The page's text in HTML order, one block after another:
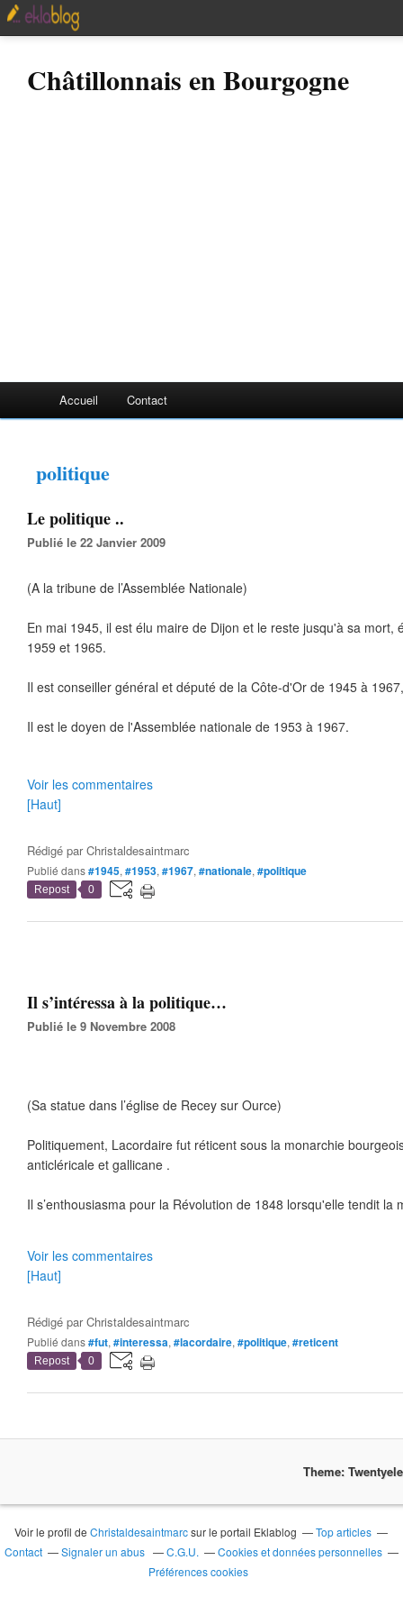
Châtillonnais en Bourgogne
Accueil Contact
politique
Le politique ..
Publié le 22 Janvier 2009
(A la tribune de l’Assemblée Nationale)
En mai 1945, il est élu maire de Dijon et le reste jusqu'à sa mort,
1959 et 1965.
Il est conseiller général et député de la Côte-d'Or de 1945 à
Il est le doyen de l'Assemblée nationale de 1953 à 1967.
Voir les commentaires
[Haut]
Rédigé parChristaldesaintmarc
Publié dans#1945, #1953, #1967, #nationale, #politique
Repost 0
Il s’intéressa à la politique…
Publié le 9 Novembre 2008
(Sa statue dans l’église de Recey sur Ource)
Politiquement, Lacordaire fut réticent sous la monarchie
anticléricale et gallicane .
Il s’enthousiasma pour la Révolution de 1848 lorsqu'elle tendit la
Voir les commentaires
[Haut]
Rédigé parChristaldesaintmarc
Publié dans#fut, #interessa, #lacordaire, #politique, #reticent
Repost 0
Theme:
Voir le profil deChristaldesaintmarcsur le portail Eklablog
Top articles
Contact
Signaler un abus C.G.U.
Cookies et données personnelles
Préférences cookies